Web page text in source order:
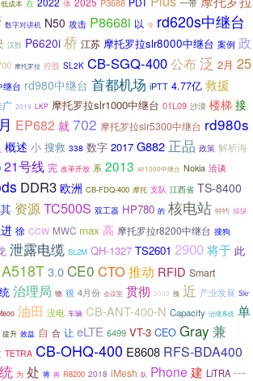
低成本 在 体
数字对讲机 N50 攻击 P8668i 以 等 rd620s中继台
汉胜 P6620i 桥 江苏 摩托罗拉slr8000中继台 案例 政
摩托罗拉 控股 SL2K CB-SGQ-400公布泛 2月 25
继台 rd980中继台 首都机场 iPTT 4.77亿 救援
广 2019 LKP 摩托罗拉slr1000中继台 01L09 沙漠 楼梯 接
EP682 就 702 摩托罗拉slr5300中继台 rd980s
概述 小 搜救 338 数字 2017 G882 正品 政策 解析海
21号线 完 改革开放 系 2013 slr1000中继台 Nokia 洽谈
DDR3 欧洲 CB-FDQ-400 摩托 支队 江西省 TS-8400
其 资源TC500S 双工器 HP780 的 核电站 特约 操纵
徐 CCW MWC max 高 摩托罗拉r8200中继台 搜狗
泄露电缆 SL2M QH-1327 TS2601 2900将于 此
A518T3.0CE0 CTO推动 RFID Smart
治理局 物 很 4月份 会议室 贯彻 2009 预 近 产业发展 Skr
油田 没电 车辆 CB-ANT-400-N Capacity 治理系统 单
提升 效益 自 合 让 eLTE 6499 VT-3 CEO Gray 兼
TETRA CB-OHQ-400 E8608 RFS-BDA400
为 处 将 再 R8200 2018 iMesh 队 Phone 建 LiTRA ---